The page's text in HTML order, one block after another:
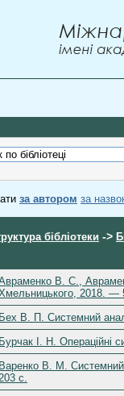
за автором за
бібліотеки ->
В. С.,
2018. —
Бех В. П. Системний
Бурчак І. Н.
Варенко В. М. Системний
с.